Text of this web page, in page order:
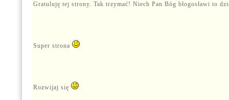
Gratuluję tej strony. Tak trzymać! Niech Pan Bóg błogosławi to
Super strona
Rozwijaj się